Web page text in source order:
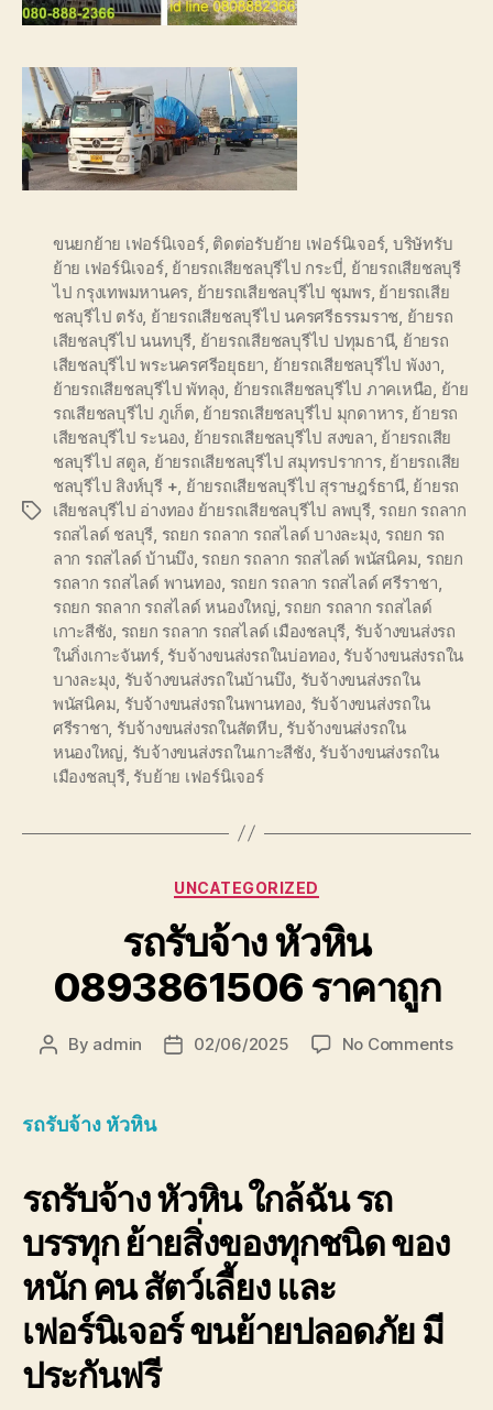
Tags
ขนยกย้าย เฟอร์นิเจอร์, ติดต่อรับย้าย เฟอร์นิเจอร์, บริษัทรับ
ย้าย เฟอร์นิเจอร์, ย้ายรถเสียชลบุรีไป กระบี่ ย้ายรถเสียชลบุรี
ไป กรุงเทพมหานคร ย้ายรถเสียชลบุรีไป ชุมพร, ย้ายรถเสีย
ชลบุรีไป ตรัง, ย้ายรถเสียชลบุรีไป นครศรีธรรมราช ย้ายรถ
เสียชลบุรีไป นนทบุรี ย้ายรถเสียชลบุรีไป ปทุมธานี, ย้ายรถ
เสียชลบุรีไป พระนครศรีอยุธยา ย้ายรถเสียชลบุรีไป พังงา
ย้ายรถเสียชลบุรีไป พัทลุง ย้ายรถเสียชลบุรีไป ภาคเหนือ ย้าย
รถเสียชลบุรีไป ภูเก็ต ย้ายรถเสียชลบุรีไป มุกดาหาร, ย้ายรถ
เสียชลบุรีไป ระนอง ย้ายรถเสียชลบุรีไป สงขลา ย้ายรถเสีย
ชลบุรีไป สตูล ย้ายรถเสียชลบุรีไป สมุทรปราการ, ย้ายรถเสีย
ชลบุรีไป สิงห์บุรี + ย้ายรถเสียชลบุรีไป สุราษฎร์ธานี, ย้ายรถ
เสียชลบุรีไป อ่างทอง ย้ายรถเสียชลบุรีไป ลพบุรี, รถยก รถลาก
รถสไลด์ ชลบุรี รถยก รถลาก รถสไลด์ บางละมุง, รถยก รถ
ลาก รถสไลด์ บ้านบึง, รถยก รถลาก รถสไลด์ พนัสนิคม รถยก
รถลาก รถสไลด์ พานทอง รถยก รถลาก รถสไลด์ ศรีราชา
รถยก รถลาก รถสไลด์ หนองใหญ่ รถยก รถลาก รถสไลด์
เกาะสีชัง รถยก รถลาก รถสไลด์ เมืองชลบุรี รับจ้างขนส่งรถ
ในกิ่งเกาะจันทร์, รับจ้างขนส่งรถในบ่อทอง, รับจ้างขนส่งรถใน
บางละมุง รับจ้างขนส่งรถในบ้านบึง รับจ้างขนส่งรถใน
พนัสนิคม รับจ้างขนส่งรถในพานทอง รับจ้างขนส่งรถใน
ศรีราชา รับจ้างขนส่งรถในสัตหีบ รับจ้างขนส่งรถใน
หนองใหญ่ รับจ้างขนส่งรถในเกาะสีชัง, รับจ้างขนส่งรถใน
เมืองชลบุรี, รับย้าย เฟอร์นิเจอร์
Categories
UNCATEGORIZED
รถรับจ้าง หัวหิน
0893861506 ราคาถูก
Post
By admin
Post02/06/2025 No Commentson
รถรับจ้าง หัวหิน
รถรับจ้าง หัวหิน ใกล้ฉัน รถ
บรรทุก ย้ายสิ่งของทุกชนิด ของ
หนัก คน สัตว์เลี้ยง และ
เฟอร์นิเจอร์ ขนย้ายปลอดภัย มี
ประกันฟรี